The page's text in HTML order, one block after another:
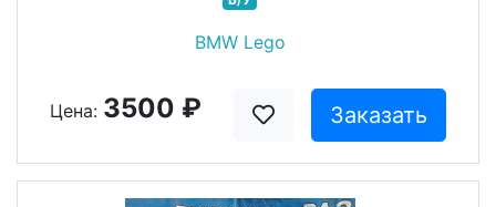
BMW Lego
Цена: 3500 ₽ Заказать